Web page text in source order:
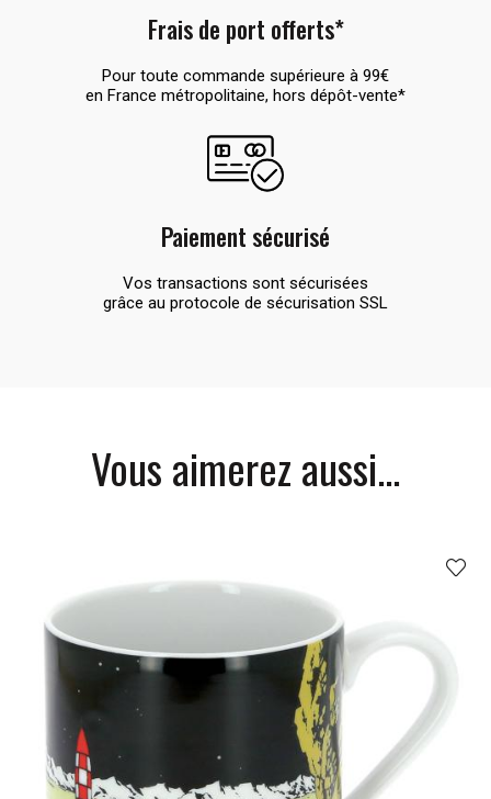
Frais de port offerts*
Pour toute commande supérieure à 99€
en France métropolitaine, hors dépôt-vente*
Paiement sécurisé
Vos transactions sont sécurisées
grâce au protocole de sécurisation SSL
Vous aimerez aussi...